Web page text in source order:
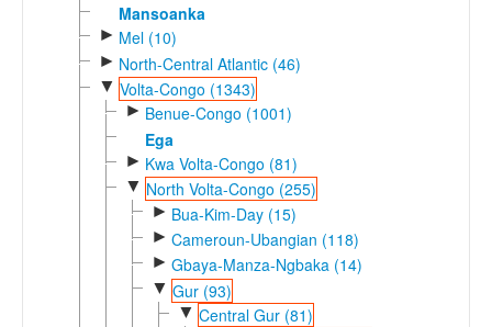
Mansoanka
► Mel (10)
► North-Central Atlantic (46)
▼ Volta-Congo (1343)
► Benue-Congo (1001)
Ega
► Kwa Volta-Congo (81)
▼ North Volta-Congo (255)
► Bua-Kim-Day (15)
► Cameroun-Ubangian (118)
► Gbaya-Manza-Ngbaka (14)
▼ Gur (93)
▼ Central Gur (81)